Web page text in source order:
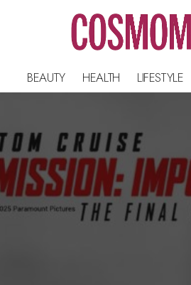
BEAUTY HEALTH LIFESTYLE